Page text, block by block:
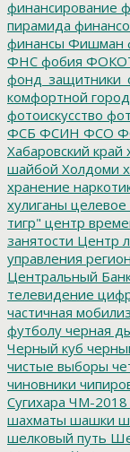
финансирование
пирамида
финансы Фишман
ФНС фобия
комфортной
фотоискусство
ФСБ ФСИН ФСО
Хабаровский край
шайбой Холдоми
хранение
хулиганы целевое
тигр" центр
занятости Центр
управления
Центральный
телевидение
частичная
футболу черная
Черный куб
чистые выборы
чиновники
Сугихара ЧМ-2018
шахматы шашки
шелковый путь